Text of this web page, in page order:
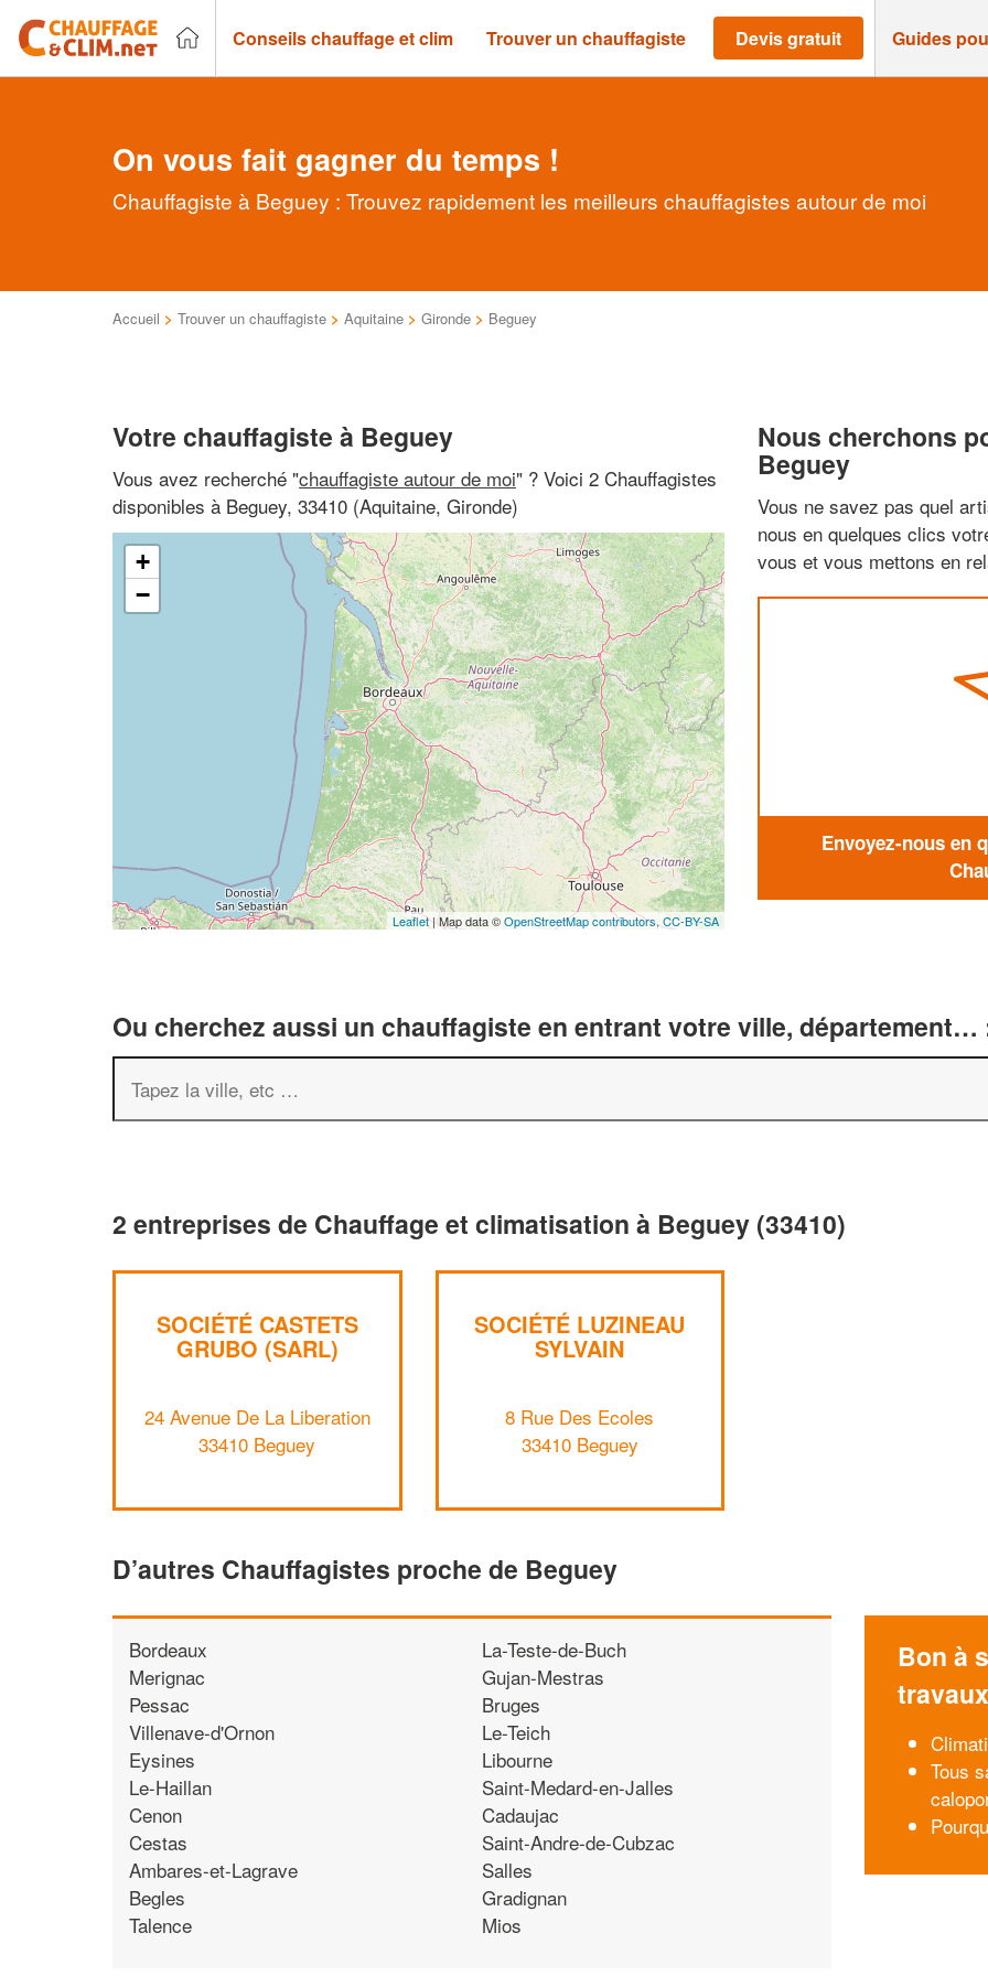
Conseils chauffage et clim Trouver un chauffagiste Devis gratuit Guides
On vous fait gagner du temps !
Chauffagiste à Beguey : Trouvez rapidement les meilleurs chauffagistes autour de moi
Accueil > Trouver un chauffagiste > Aquitaine > Gironde > Beguey
Votre chauffagiste à Beguey
Vous avez recherché "chauffagiste autour de moi" ? Voici 2 Chauffagistes
disponibles à Beguey, 33410 (Aquitaine, Gironde)
+
−
Leaflet| Map data ©OpenStreetMap contributors,CC-BY-SA
Nous cherchons
Beguey
Vous ne savez pas quel
nous en quelques clics
vous et vous mettons en
Envoyez-nous en
Ou cherchez aussi un chauffagiste en entrant votre ville, département…
2 entreprises de Chauffage et climatisation à Beguey (33410)
SOCIÉTÉ CASTETS
GRUBO (SARL)
24 Avenue De La Liberation
33410 Beguey
SOCIÉTÉ LUZINEAU
SYLVAIN
8 Rue Des Ecoles
33410 Beguey
D’autres Chauffagistes proche de Beguey
Bordeaux
Merignac
Pessac
Villenave-d'Ornon
Eysines
Le-Haillan
Cenon
Cestas
Ambares-et-Lagrave
Begles
Talence
La-Teste-de-Buch
Gujan-Mestras
Bruges
Le-Teich
Libourne
Saint-Medard-en-Jalles
Cadaujac
Saint-Andre-de-Cubzac
Salles
Gradignan
Mios
Bon à
travaux
Tous